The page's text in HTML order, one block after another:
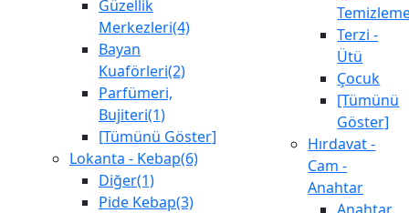
Güzellik
Merkezleri(4)
Bayan
Kuaförleri(2)
Parfümeri,
Bujiteri(1)
[Tümünü Göster]
Lokanta - Kebap(6)
Diğer(1)
Pide Kebap(3)
Terzi -
Ütü
Çocuk
[Tümünü
Göster]
Hırdavat -
Cam -
Anahtar